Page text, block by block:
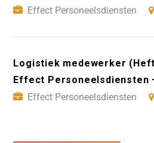
Effect Personeelsdiensten
Logistiek medewerker
Effect Personeelsdiensten
Effect Personeelsdiensten